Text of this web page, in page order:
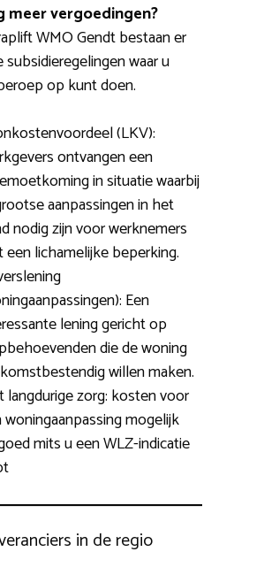
meer vergoedingen?
WMO Gendt bestaan er
subsidieregelingen waar u
op kunt doen.
(LKV):
ontvangen een
in situatie waarbij
aanpassingen in het
nodig zijn voor werknemers
een lichamelijke beperking.
Een
lening gericht op
die de woning
willen maken.
langdurige zorg: kosten voor
woningaanpassing mogelijk
mits u een WLZ-indicatie
in de regio